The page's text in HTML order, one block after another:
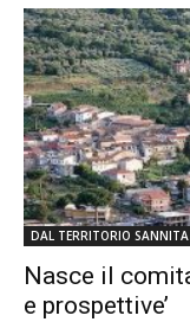
DAL TERRITORIO SANNITA
Nasce il
e prospettive’